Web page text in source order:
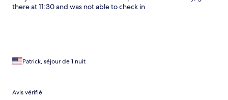
there at 11:30 and was not able to check in
Patrick, séjour de 1 nuit
Avis vérifié